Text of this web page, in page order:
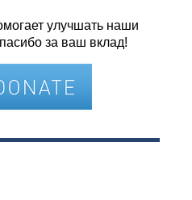
улучшать наши
за ваш вклад!